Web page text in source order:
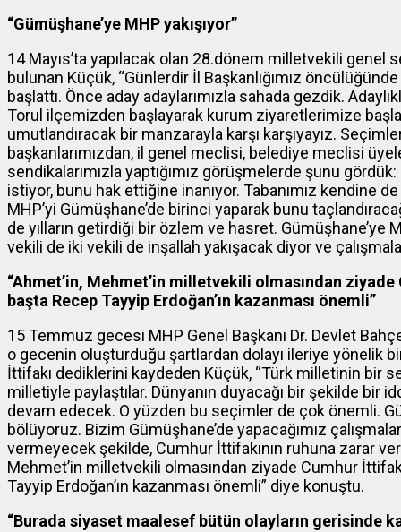
“Gümüşhane’ye MHP yakışıyor”
14 Mayıs’ta yapılacak olan 28.dönem milletvekili genel
bulunan Küçük, “Günlerdir İl Başkanlığımız
başlattı. Önce aday adaylarımızla sahada gezdik.
Torul ilçemizden başlayarak kurum ziyaretlerimize
umutlandıracak bir manzarayla karşı karşıyayız.
başkanlarımızdan, il genel meclisi, belediye meclisi
sendikalarımızla yaptığımız görüşmelerde şunu
istiyor, bunu hak ettiğine inanıyor. Tabanımız kendine
MHP’yi Gümüşhane’de birinci yaparak bunu
de yılların getirdiği bir özlem ve hasret. Gümüşhane’ye
vekili de iki vekili de inşallah yakışacak diyor ve
“Ahmet’in, Mehmet’in milletvekili olmasından
başta Recep Tayyip Erdoğan’ın kazanması önemli”
15 Temmuz gecesi MHP Genel Başkanı Dr. Devlet
o gecenin oluşturduğu şartlardan dolayı ileriye yönelik
İttifakı dediklerini kaydeden Küçük, “Türk milletinin bir
milletiyle paylaştılar. Dünyanın duyacağı bir şekilde bir
devam edecek. O yüzden bu seçimler de çok önemli.
bölüyoruz. Bizim Gümüşhane’de yapacağımız
vermeyecek şekilde, Cumhur İttifakının ruhuna zarar
Mehmet’in milletvekili olmasından ziyade Cumhur
Tayyip Erdoğan’ın kazanması önemli” diye konuştu.
“Burada siyaset maalesef bütün olayların gerisinde